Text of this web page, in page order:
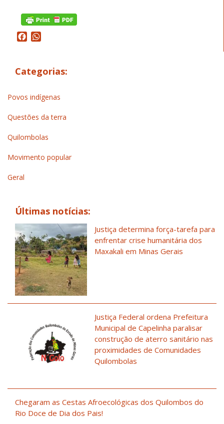
Facebook
Categorias:
Povos indígenas
Questões da terra
Quilombolas
Movimento popular
Geral
Últimas notícias:
Justiça determina força-tarefa para
enfrentar crise humanitária dos
Maxakali em Minas Gerais
Justiça Federal ordena Prefeitura
Municipal de Capelinha paralisar
construção de aterro sanitário nas
proximidades de Comunidades
Quilombolas
Chegaram as Cestas Afroecológicas dos Quilombos do
Rio Doce de Dia dos Pais!